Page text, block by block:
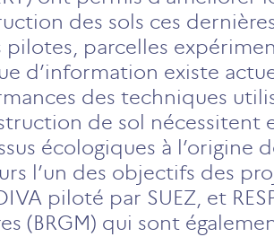
des sols ces
pilotes, parcelles
d’information existe
des techniques
de sol nécessitent
écologiques à l’origine
l’un des objectifs des
piloté par SUEZ, et
(BRGM) qui sont